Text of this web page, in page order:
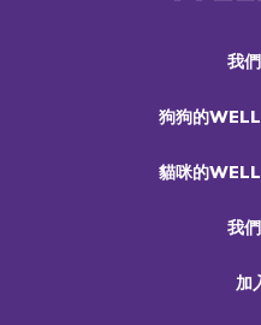
我
狗狗的
貓咪的
我
加